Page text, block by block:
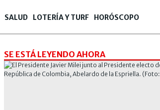
SALUD LOTERÍA Y TURF HORÓSCOPO
SE ESTÁ LEYENDO AHORA